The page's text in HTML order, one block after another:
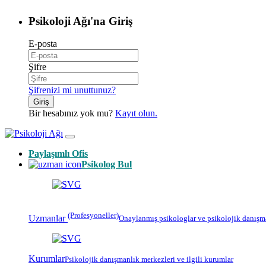
Psikoloji Ağı'na Giriş
E-posta
Şifre
Şifrenizi mi unuttunuz?
Giriş
Bir hesabınız yok mu? Kayıt olun.
Paylaşımlı Ofis
Psikolog Bul
Uzmanlar (Profesyoneller)Onaylanmış psikologlarve psikolojik
KurumlarPsikolojik danışmanlık merkezleri ve ilgili kurumlar